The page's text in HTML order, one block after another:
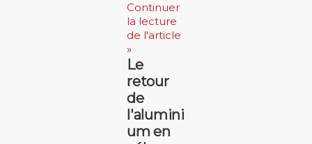
Continuer
la lecture
de l'article
»
Le
retour
de
l'alumini
um en